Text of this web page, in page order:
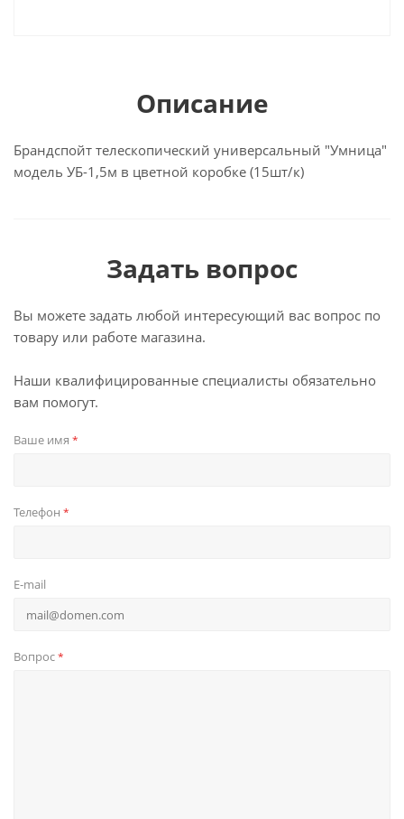
Описание
Брандспойт телескопический универсальный "Умница"
модель УБ-1,5м в цветной коробке (15шт/к)
Задать вопрос
Вы можете задать любой интересующий вас вопрос по
товару или работе магазина.
Наши квалифицированные специалисты обязательно
вам помогут.
Ваше имя *
Телефон *
E-mail
Вопрос*